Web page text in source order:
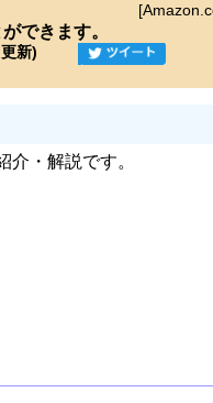
できます。
新)
・解説です。